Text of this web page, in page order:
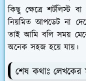
কিছু ক্ষেত্রে শর্টলিস্ট
নিয়মিত আপডেট না
তাই আমি বলি সময়
অনেক সহজ হয়ে যায়।
শেষ কথাঃ লেখকের